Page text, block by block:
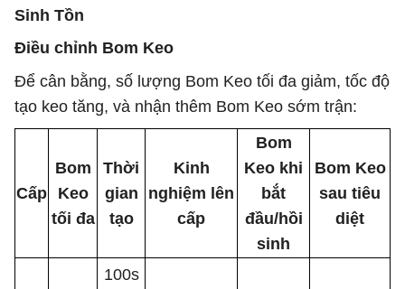
Sinh Tồn
Điều chỉnh Bom Keo
Để cân bằng, số lượng Bom Keo tối đa giảm, tốc độ
tạo keo tăng, và nhận thêm Bom Keo sớm trận:
Cấp
Bom
Keo
tối đa
Thời
gian
tạo
Kinh
nghiệm lên
cấp
Bom
Keo khi
bắt
đầu/hồi
sinh
Bom Keo
sau tiêu
diệt
100s